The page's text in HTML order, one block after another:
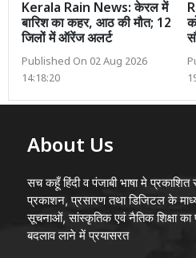
Kerala Rain News: केरल में
बारिश का कहर, आठ की मौत; 12
जिलों में ऑरेंज अलर्ट
Published On 02 Aug 2026
14:18:20
About Us
सच कहूँ हिंदी व पंजाबी भाषा मे
प्रकाशन, प्रसारण तथा डिजिटल के
सूचनाओं, सांस्कृतिक एवं नैतिक शिक्षा
बदलाव लाने में प्रयासरत